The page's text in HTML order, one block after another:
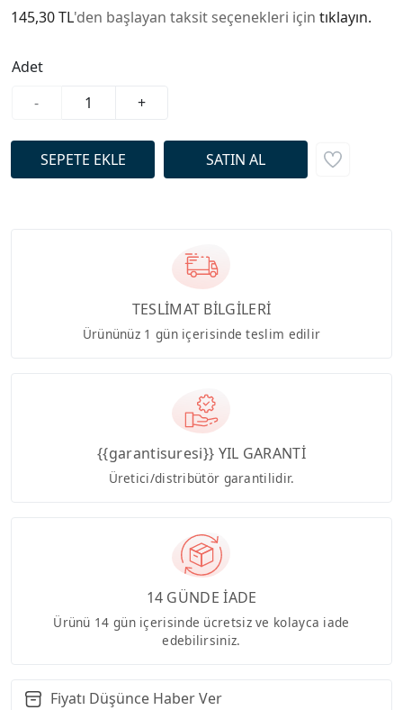
145,30 TL'den başlayan taksit seçenekleri için tıklayın.
Adet
-
+
TESLİMAT BİLGİLERİ
Ürününüz 1 gün içerisinde teslim edilir
{{garantisuresi}} YIL GARANTİ
Üretici/distribütör garantilidir.
14 GÜNDE İADE
Ürünü 14 gün içerisinde ücretsiz ve kolayca iade
edebilirsiniz.
Fiyatı Düşünce Haber Ver